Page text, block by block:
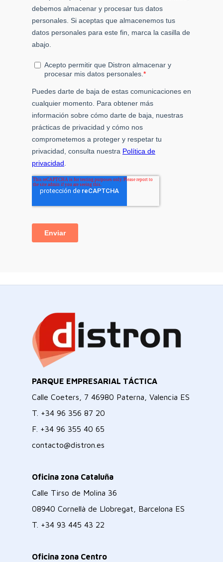
PARQUE EMPRESARIAL TÁCTICA
Calle Coeters, 7 46980 Paterna, Valencia ES
T. +34 96 356 87 20
F. +34 96 355 40 65
contacto@distron.es
Oficina zona Cataluña
Calle Tirso de Molina 36
08940 Cornellà de Llobregat, Barcelona ES
T. +34 93 445 43 22
Oficina zona Centro